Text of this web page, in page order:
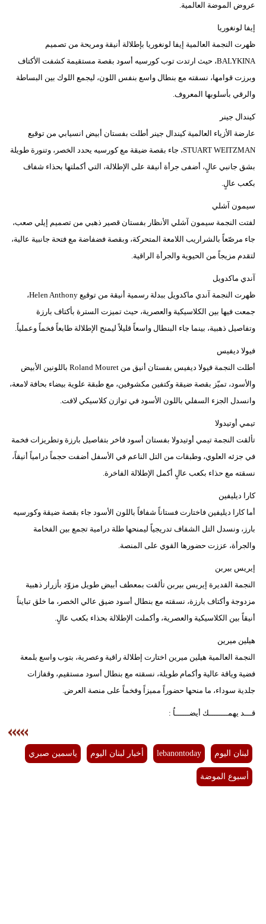
عروض الموضة العالمية.
إيفا لونغوريا
ظهرت النجمة العالمية إيفا لونغوريا بإطلالة أنيقة ومريحة من تصميم
BALYKINA، حيث ارتدت توب كورسيه أسود بقصة مستقيمة كشفت الأكتاف
وبرزت قوامها، نسقته مع بنطال واسع بنفس اللون، ليجمع اللوك بين البساطة
والرقي بأسلوبها المعروف.
كيندال جينر
عارضة الأزياء العالمية كيندال جينر أطلت بفستان أبيض انسيابي من توقيع
STUART WEITZMAN، جاء بقصة ضيقة مع كورسيه يحدد الخصر، وتنورة طويلة
بشق جانبي عالٍ، أضفى جرأة أنيقة على الإطلالة، التي أكملتها بحذاء شفاف
بكعب عالٍ.
سيمون آشلي
لفتت النجمة سيمون آشلي الأنظار بفستان قصير ذهبي من تصميم إيلي صعب،
جاء مرصّعاً بالشراريب اللامعة المتحركة، وبقصة فضفاضة مع فتحة جانبية عالية،
لتقدم مزيجاً من الحيوية والجرأة الراقية.
آندي ماكدويل
ظهرت النجمة آندي ماكدويل ببدلة رسمية أنيقة من توقيع Helen Anthony،
جمعت فيها بين الكلاسيكية والعصرية، حيث تميزت السترة بأكتاف بارزة
وتفاصيل ذهبية، بينما جاء البنطال واسعاً قليلاً ليمنح الإطلالة طابعاً فخماً وعملياً.
فيولا ديفيس
أطلت النجمة فيولا ديفيس بفستان أنيق من Roland Mouret باللونين الأبيض
والأسود، تميّز بقصة ضيقة وكتفين مكشوفين، مع طبقة علوية بيضاء بحافة لامعة،
وانسدل الجزء السفلي باللون الأسود في توازن كلاسيكي لافت.
تيمي أوتيدولا
تألقت النجمة تيمي أوتيدولا بفستان أسود فاخر بتفاصيل بارزة وتطريزات فخمة
في جزئه العلوي، وطبقات من التل الناعم في الأسفل أضفت حجماً درامياً أنيقاً،
نسقته مع حذاء بكعب عالٍ أكمل الإطلالة الفاخرة.
كارا ديليفين
أما كارا ديليفين فاختارت فستاناً شفافاً باللون الأسود جاء بقصة ضيقة وكورسيه
بارز، ونسدل التل الشفاف تدريجياً ليمنحها طلة درامية تجمع بين الفخامة
والجرأة، عززت حضورها القوي على المنصة.
إيريس بيربن
النجمة القديرة إيريس بيربن تألقت بمعطف أبيض طويل مزوّد بأزرار ذهبية
مزدوجة وأكتاف بارزة، نسقته مع بنطال أسود ضيق عالي الخصر، ما خلق تبايناً
أنيقاً بين الكلاسيكية والعصرية، وأكملت الإطلالة بحذاء بكعب عالٍ.
هيلين ميرين
النجمة العالمية هيلين ميرين اختارت إطلالة راقية وعصرية، بتوب واسع بلمعة
فضية وياقة عالية وأكمام طويلة، نسقته مع بنطال أسود مستقيم، وقفازات
جلدية سوداء، ما منحها حضوراً مميزاً وفخماً على منصة العرض.
قـــد يهمــــــــك أيضــــــاُ :
لبنان اليوم lebanontoday أخبار لبنان اليوم ياسمين صبري
أسبوع الموضة